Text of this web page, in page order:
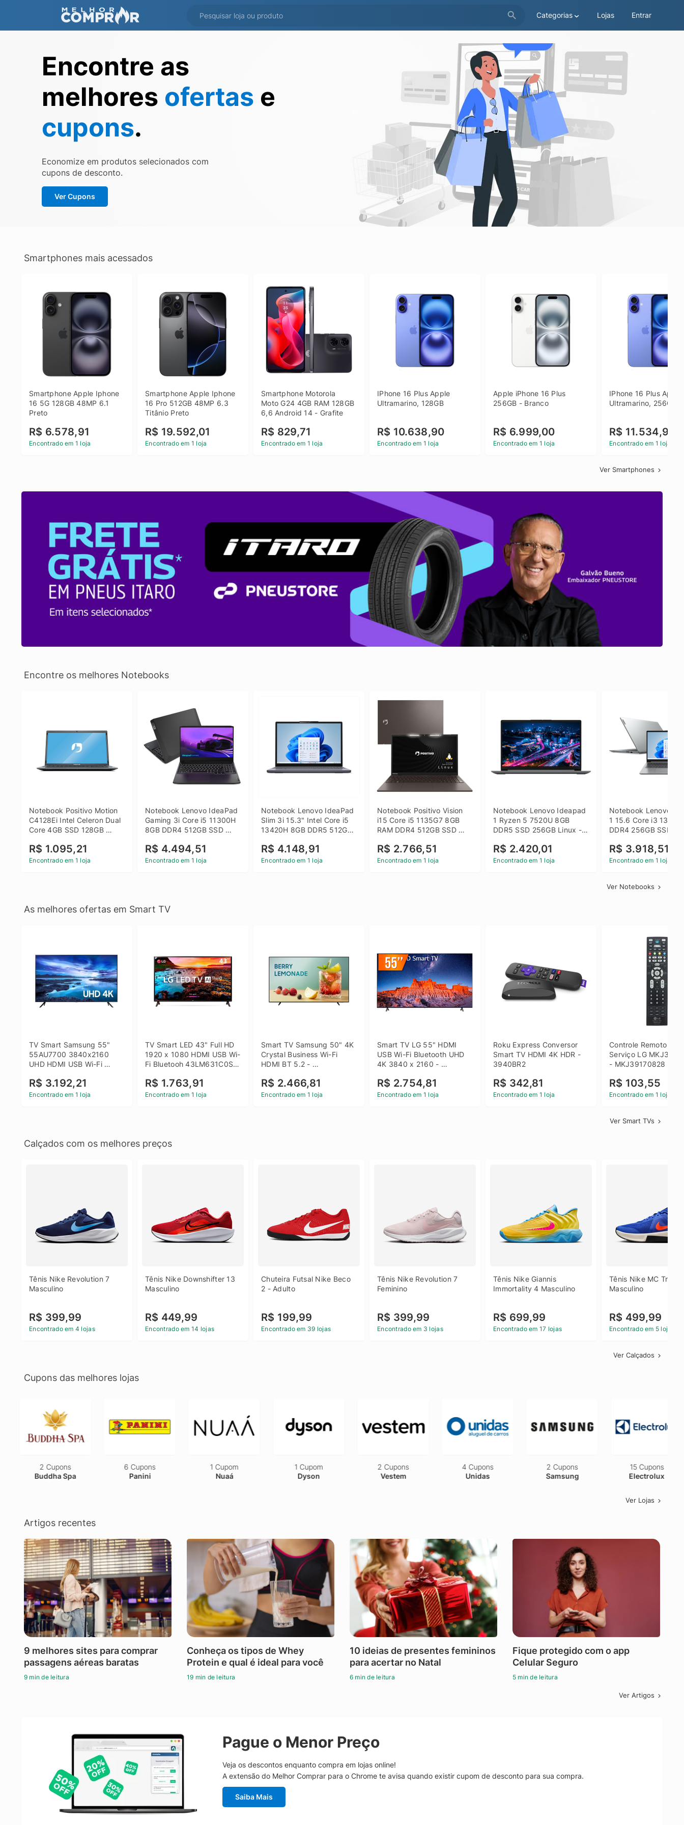
Categorias Lojas Entrar
Encontre as
melhores ofertas e
cupons.
Economize em produtos selecionados com
cupons de desconto.
Ver Cupons
Smartphones mais acessados
Smartphone Apple Iphone
16 5G 128GB 48MP 6.1
Preto
R$ 6.578,91
Encontrado em 1 loja
Smartphone Apple Iphone
16 Pro 512GB 48MP 6.3
Titânio Preto
R$ 19.592,01
Encontrado em 1 loja
Smartphone Motorola
Moto G24 4GB RAM 128GB
6,6 Android 14 - Grafite
R$ 829,71
Encontrado em 1 loja
IPhone 16 Plus Apple
Ultramarino, 128GB
R$ 10.638,90
Encontrado em 1 loja
Apple iPhone 16 Plus
256GB - Branco
R$ 6.999,00
Encontrado em 1 loja
IPhone 16 Plus Apple
Ultramarino, 256GB
R$ 11.534,90
Encontrado em 1 loja
Ver Smartphones
Encontre os melhores Notebooks
Notebook Positivo Motion
C4128Ei Intel Celeron Dual
Core 4GB SSD 128GB
R$ 1.095,21
Encontrado em 1 loja
Notebook Lenovo IdeaPad
Gaming 3i Core i5 11300H
8GB DDR4 512GB SSD
Linux - Preto
R$ 4.494,51
Encontrado em 1 loja
Notebook Lenovo IdeaPad
Slim 3i 15.3" Intel Core i5
13420H 8GB DDR5 512GB
R$ 4.148,91
Encontrado em 1 loja
Notebook Positivo Vision
i15 Core i5 1135G7 8GB
RAM DDR4 512GB SSD
R$ 2.766,51
Encontrado em 1 loja
Notebook Lenovo Ideapad
1 Ryzen 5 7520U 8GB
DDR5 SSD 256GB Linux -
R$ 2.420,01
Encontrado em 1 loja
Notebook Lenovo
1 15.6 Core i3 1315U
DDR4 256GB SSD
R$ 3.918,51
Encontrado em 1 loja
Ver Notebooks
As melhores ofertas em Smart TV
TV Smart Samsung 55"
55AU7700 3840x2160
UHD HDMI USB Wi-Fi
R$ 3.192,21
Encontrado em 1 loja
TV Smart LED 43" Full HD
1920 x 1080 HDMI USB Wi-
Fi Bluetooh 43LM631C0SB
R$ 1.763,91
Encontrado em 1 loja
Smart TV Samsung 50" 4K
Crystal Business Wi-Fi
HDMI BT 5.2 -
R$ 2.466,81
Encontrado em 1 loja
Smart TV LG 55" HDMI
USB Wi-Fi Bluetooth UHD
4K 3840 x 2160 -
R$ 2.754,81
Encontrado em 1 loja
Roku Express Conversor
Smart TV HDMI 4K HDR -
3940BR2
R$ 342,81
Encontrado em 1 loja
Controle Remoto de
Serviço LG
- MKJ39170828
R$ 103,55
Encontrado em 1 loja
Ver Smart TVs
Calçados com os melhores preços
Tênis Nike Revolution 7
Masculino
R$ 399,99
Encontrado em 4 lojas
Tênis Nike Downshifter 13
Masculino
R$ 449,99
Encontrado em 14 lojas
Chuteira Futsal Nike Beco
2 - Adulto
R$ 199,99
Encontrado em 39 lojas
Tênis Nike Revolution 7
Feminino
R$ 399,99
Encontrado em 3 lojas
Tênis Nike Giannis
Immortality 4 Masculino
R$ 699,99
Encontrado em 17 lojas
Tênis Nike MC
Masculino
R$ 499,99
Encontrado em 5 lojas
Ver Calçados
Cupons das melhores lojas
6 Cupons
Panini
1 Cupom
Nuaá
1 Cupom
Dyson
2 Cupons
Vestem
4 Cupons
Unidas
2 Cupons
Samsung
15 Cupons
Electrolux
Ver Lojas
Artigos recentes
9 melhores sites para comprar
passagens aéreas baratas
9 min de leitura
Conheça os tipos de Whey
Protein e qual é ideal para você
19 min de leitura
10 ideias de presentes femininos
para acertar no Natal
6 min de leitura
Fique protegido com o app
Celular Seguro
5 min de leitura
Ver Artigos
Pague o Menor Preço
Veja os descontos enquanto compra em lojas online!
A extensão do Melhor Comprar para o Chrome te avisa quando existir cupom de desconto para sua compra.
Saiba Mais